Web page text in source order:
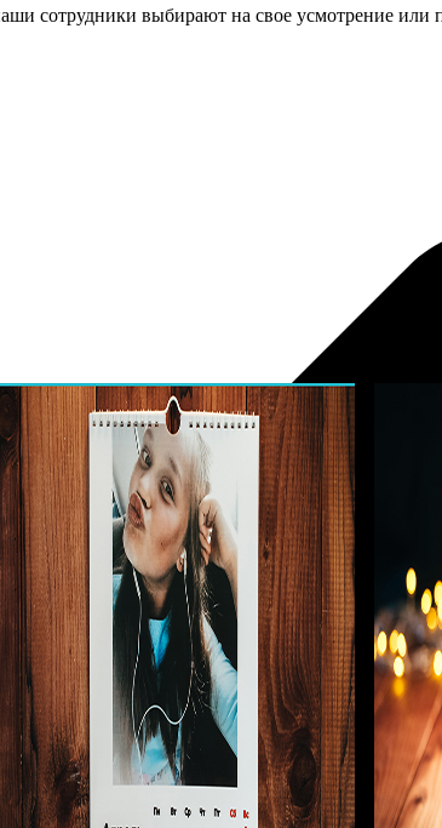
сотрудники выбирают на свое усмотрение или